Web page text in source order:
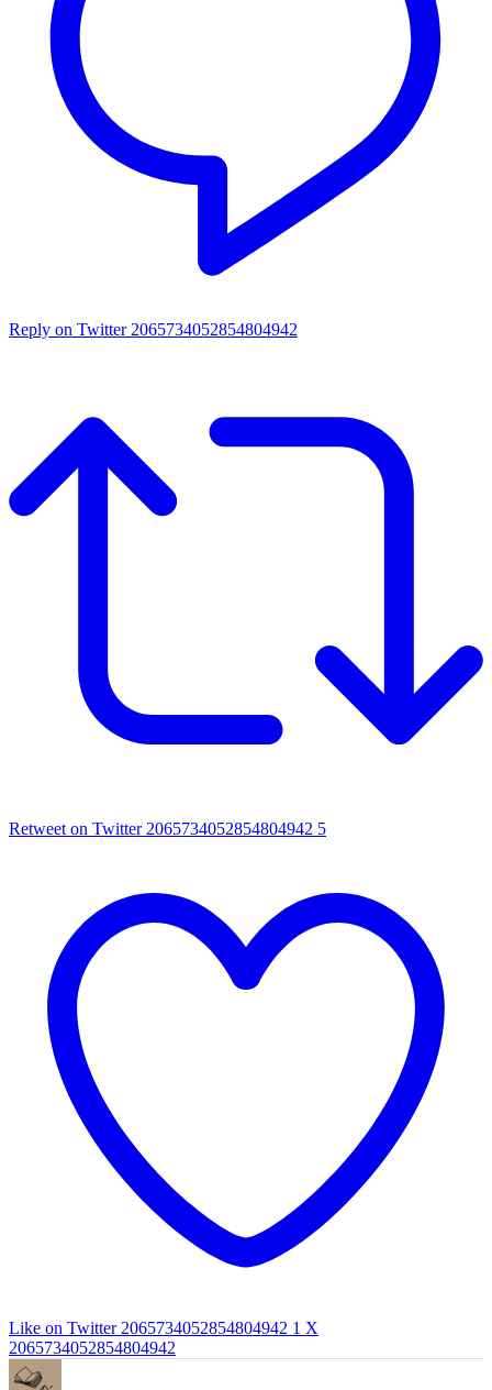
Reply on Twitter 2065734052854804942
Retweet on Twitter 2065734052854804942 5
Like on Twitter 2065734052854804942 1 X
2065734052854804942